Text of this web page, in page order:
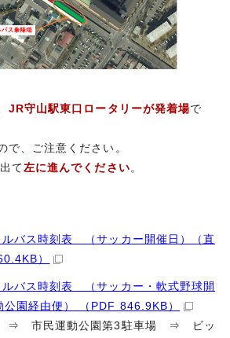
JR守山駅東口ロータリーが発着場で
で、ご注意ください。
て左に進んでください。
バス時刻表 （サッカー開催日）（直
）
バス時刻表 （サッカー・軟式野球開
園経由便） （PDF 846.9KB）
⇒ 市民運動公園第3駐車場 ⇒ ビッ